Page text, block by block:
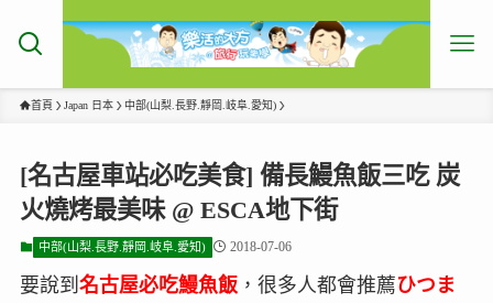
首頁 Japan 日本 中部(山梨.長野.靜岡.岐阜.愛知)
[名古屋車站必吃美食] 備長鰻魚飯三吃 炭
火燒烤最美味 @ ESCA地下街
中部(山梨.長野.靜岡.岐阜.愛知) 2018-07-06
要說到 名古屋必吃鰻魚飯，很多人都會推薦ひつま